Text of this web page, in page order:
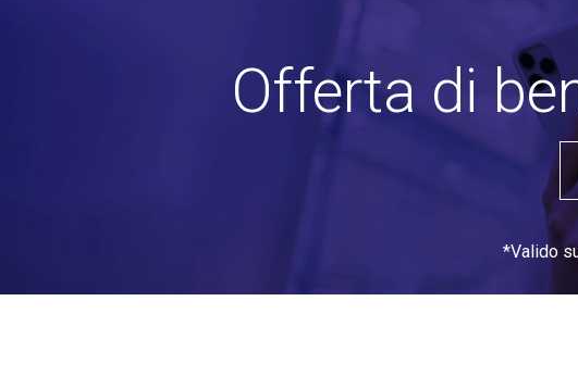
Offerta di
*Valido